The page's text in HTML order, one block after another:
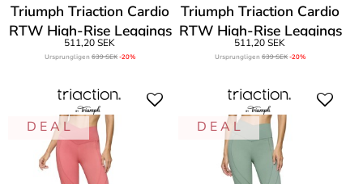
Triumph Triaction Cardio
RTW High-Rise Leggings
511,20 SEK
Ursprungligen639 SEK-20%
Triumph Triaction Cardio
RTW High-Rise Leggings
511,20 SEK
Ursprungligen639 SEK-20%
D E A L D E A L